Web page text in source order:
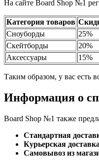
На сайте Board Shop №1
Категория товаров
Сноуборды
25%
Скейтборды
20%
Аксессуары
15%
Таким образом, у вас есть
Информация о
Board Shop №1 также
Стандартная
Курьерская
Самовывоз из